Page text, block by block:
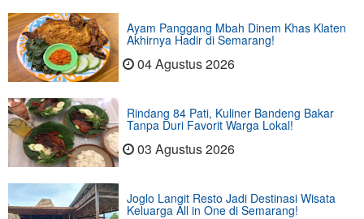
Ayam Panggang Mbah Dinem Khas Klaten
Akhirnya Hadir di Semarang!
04 Agustus 2026
Rindang 84 Pati, Kuliner Bandeng Bakar
Tanpa Duri Favorit Warga Lokal!
03 Agustus 2026
Joglo Langit Resto Jadi Destinasi Wisata
Keluarga All in One di Semarang!